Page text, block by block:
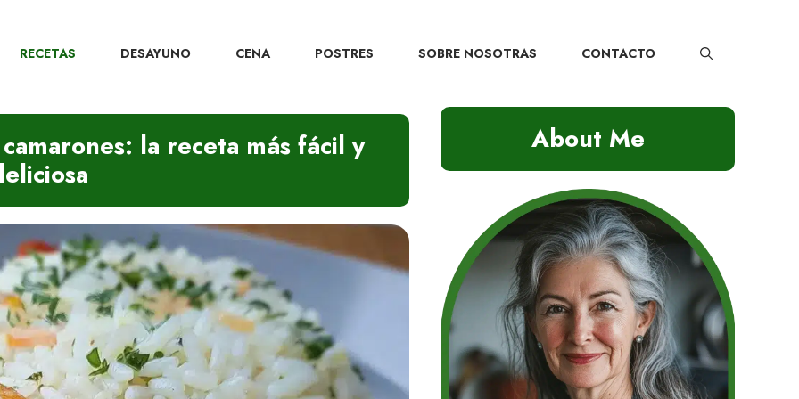
RECETAS DESAYUNO CENA POSTRES SOBRE NOSOTRAS CONTACTO
la receta más fácil y
About Me